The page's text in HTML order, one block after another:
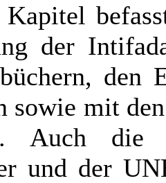
der
den
sowie mit
Auch
und der